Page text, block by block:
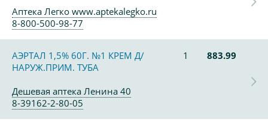
Аптека Легко www.aptekalegko.ru
8-800-500-98-77
АЭРТАЛ 1,5% 60Г. №1 КРЕМ Д/
НАРУЖ.ПРИМ. ТУБА
1 883.99
Дешевая аптека Ленина 40
8-39162-2-80-05